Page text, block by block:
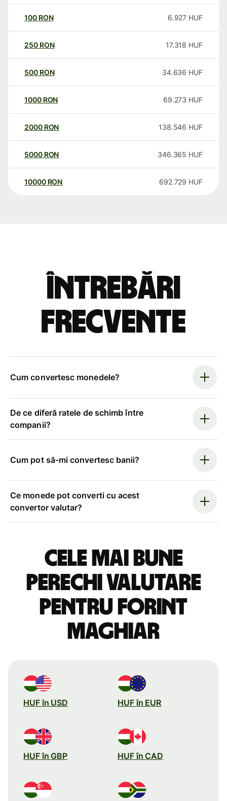
100 RON 6.927 HUF
250 RON 17.318 HUF
500 RON 34.636 HUF
1000 RON 69.273 HUF
2000 RON 138.546 HUF
5000 RON 346.365 HUF
10000 RON 692.729 HUF
Întrebări
frecvente
Cum convertesc monedele?
De ce diferă ratele de schimb între
companii?
Cum pot să-mi convertesc banii?
Ce monede pot converti cu acest
convertor valutar?
Cele mai bune
perechi valutare
pentru forint
maghiar
HUF în USD HUF în EUR
HUF în GBP HUF în CAD